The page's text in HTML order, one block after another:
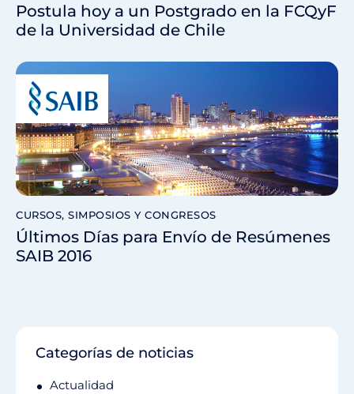
Postula hoy a un Postgrado en la FCQyF
de la Universidad de Chile
CURSOS, SIMPOSIOS Y CONGRESOS
Últimos Días para Envío de Resúmenes
SAIB 2016
Categorías de noticias
Actualidad